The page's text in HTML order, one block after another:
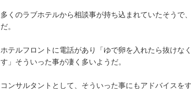
多くのラブホテルから相談事が持ち込まれていたそうで
だ。
ホテルフロントに電話があり「ゆで卵を入れたら抜けな
す」そういった事が凄く多いようだ。
コンサルタントとして、そういった事にもアドバイスを